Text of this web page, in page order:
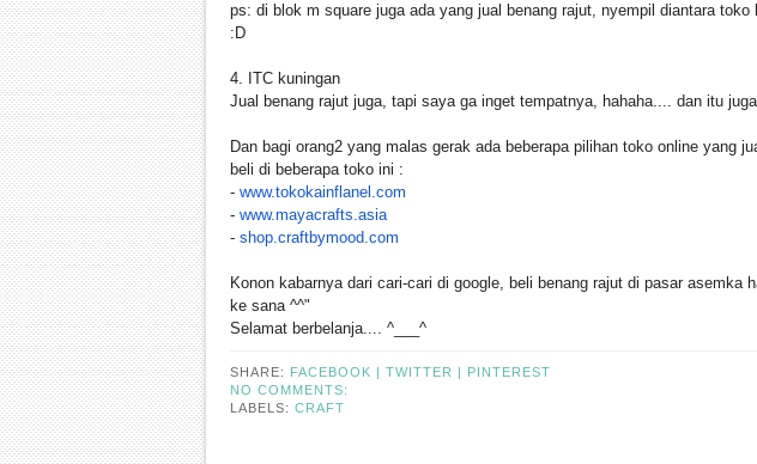
ps: di blok m square juga ada yang jual benang rajut, nyempil diantara
:D
4. ITC kuningan
Jual benang rajut juga, tapi saya ga inget tempatnya, hahaha.... dan itu
Dan bagi orang2 yang malas gerak ada beberapa pilihan toko online yang
beli di beberapa toko ini :
- www.tokokainflanel.com
- www.mayacrafts.asia
- shop.craftbymood.com
Konon kabarnya dari cari-cari di google, beli benang rajut di pasar asemka
ke sana ^^"
Selamat berbelanja.... ^___^
SHARE: FACEBOOK | TWITTER | PINTEREST
NO COMMENTS:
LABELS: CRAFT